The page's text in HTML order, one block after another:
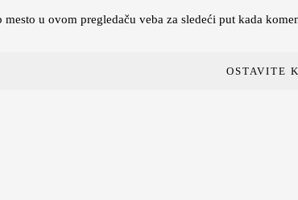
u ovom pregledaču veba za sledeći put kada